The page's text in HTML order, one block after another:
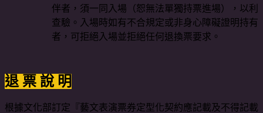
伴者，須一同入場（恕無法單獨持票進場），以利
查驗。入場時如有不合規定或非身心障礙證明持有
者，可拒絕入場並拒絕任何退換票要求。
退 票 說 明
根據文化部訂定『藝文表演票券定型化契約應記載及不得記載